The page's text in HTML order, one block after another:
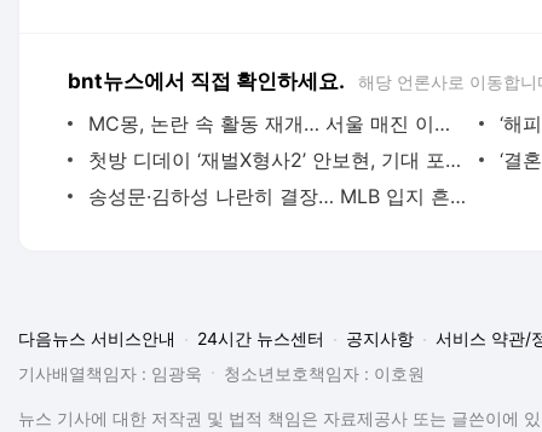
bnt뉴스에서 직접 확인하세요. 해당 언론사로 이동합니
MC몽, 논란 속 활동 재개… 서울 매진 이어 부산 콘서트 개최
‘해
첫방 디데이 ‘재벌X형사2’ 안보현, 기대 포인트 3
‘결
송성문·김하성 나란히 결장… MLB 입지 흔들리나
다음뉴스 서비스안내 24시간 뉴스센터 공지사항
서비스 약관/
기사배열책임자 : 임광욱
청소년보호책임자 : 이호원
뉴스 기사에 대한 저작권 및 법적 책임은 자료제공사 또는 글쓴이에